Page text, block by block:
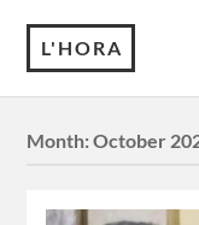
L'HORA
Month:October